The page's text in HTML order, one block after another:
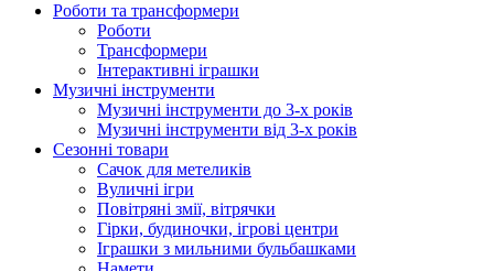
Роботи та трансформери
Роботи
Трансформери
Інтерактивні іграшки
Музичні інструменти
Музичні інструменти до 3-х років
Музичні інструменти від 3-х років
Сезонні товари
Сачок для метеликів
Вуличні ігри
Повітряні змії, вітрячки
Гірки, будиночки, ігрові центри
Іграшки з мильними бульбашками